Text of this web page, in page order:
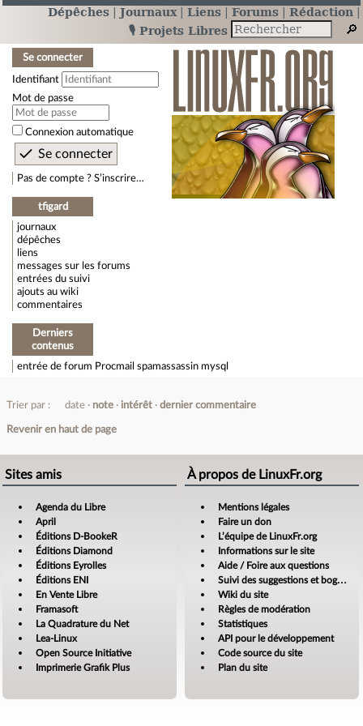
Dépêches Journaux Liens Forums
Rédaction
🎙️ Projets Libres
Se connecter
Identifiant
Mot de passe
Connexion automatique
Pas de compte ? S’inscrire…
tfigard
journaux
dépêches
liens
messages sur les forums
entrées du suivi
ajouts au wiki
commentaires
Derniers
contenus
entrée de forum Procmail spamassassin mysql
Trier par : date note intérêt dernier commentaire
Revenir en haut de page
Sites amis
Agenda du Libre
April
Éditions D-BookeR
Éditions Diamond
Éditions Eyrolles
Éditions ENI
En Vente Libre
Framasoft
La Quadrature du Net
Lea-Linux
Open Source Initiative
Imprimerie Grafik Plus
À propos de LinuxFr.org
Mentions légales
Faire un don
L’équipe de LinuxFr.org
Informations sur le site
Aide / Foire aux questions
Suivi des suggestions et bogues
Wiki du site
Règles de modération
Statistiques
API pour le développement
Code source du site
Plan du site